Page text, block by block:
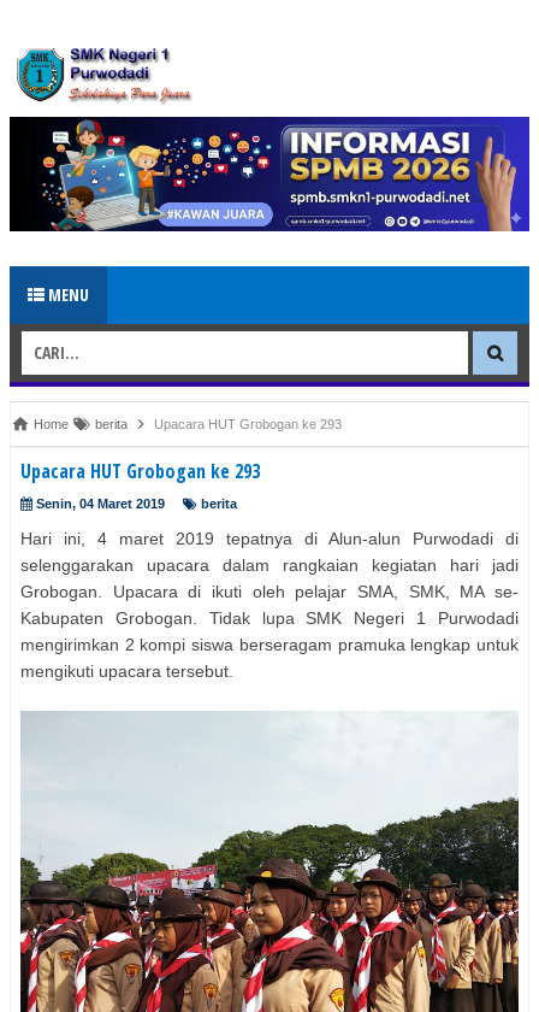
MENU
Home berita Upacara HUT Grobogan ke 293
Upacara HUT Grobogan ke 293
Senin, 04 Maret 2019 berita
Hari ini, 4 maret 2019 tepatnya di Alun-alun Purwodadi di
selenggarakan upacara dalam rangkaian kegiatan hari jadi
Grobogan. Upacara di ikuti oleh pelajar SMA, SMK, MA se-
Kabupaten Grobogan. Tidak lupa SMK Negeri 1 Purwodadi
mengirimkan 2 kompi siswa berseragam pramuka lengkap untuk
mengikuti upacara tersebut.